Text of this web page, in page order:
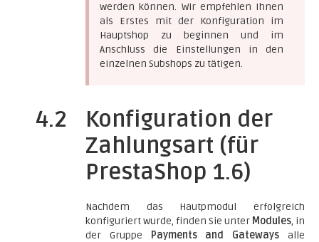
werden können. Wir empfehlen Ihnen
als Erstes mit der Konfiguration im
Hauptshop zu beginnen und im
Anschluss die Einstellungen in den
einzelnen Subshops zu tätigen.
4.2
Konfiguration der
Zahlungsart (für
PrestaShop 1.6)
Nachdem das Hautpmodul erfolgreich
konfiguriert wurde, finden Sie unter Modules, in
der Gruppe Payments and Gateways alle